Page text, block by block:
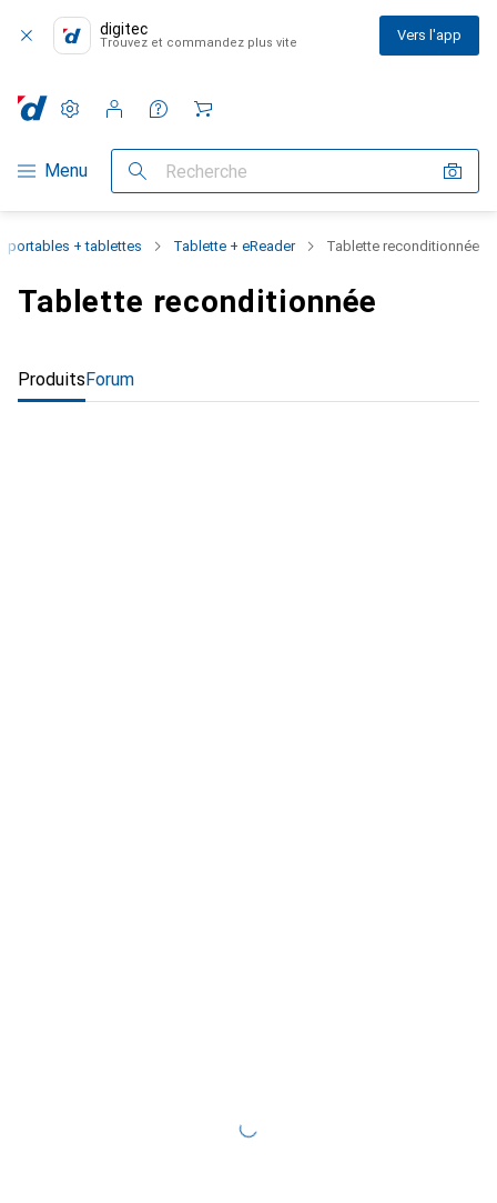
digitec
Trouvez et commandez plus vite Vers l'app
Navigation par catégorie
Menu Recherche
Paramètres
Compte client
Listes de comparaison
Listes d'envies
Panier
portables + tablettes Tablette + eReader Tablette reconditionnée
Tablette reconditionnée
ProduitsForum